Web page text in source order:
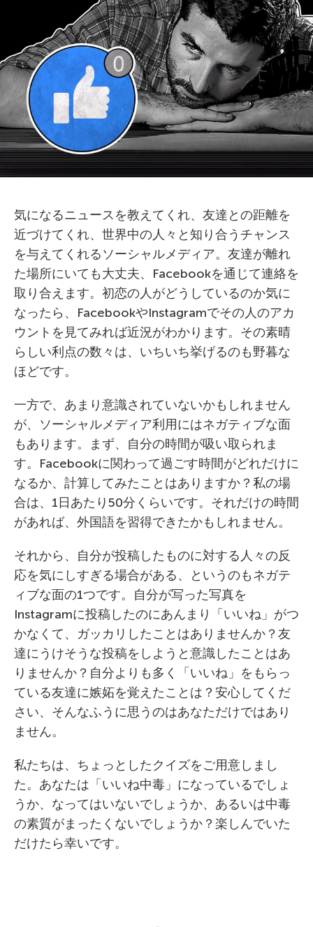
気になるニュースを教えてくれ、友達との距離を
近づけてくれ、世界中の人々と知り合うチャンス
を与えてくれるソーシャルメディア。友達が離れ
た場所にいても大丈夫、Facebookを通じて連絡を
取り合えます。初恋の人がどうしているのか気に
なったら、FacebookやInstagramでその人のアカ
ウントを見てみれば近況がわかります。その素晴
らしい利点の数々は、いちいち挙げるのも野暮な
ほどです。
一方で、あまり意識されていないかもしれません
が、ソーシャルメディア利用にはネガティブな面
もあります。まず、自分の時間が吸い取られま
す。Facebookに関わって過ごす時間がどれだけに
なるか、計算してみたことはありますか？私の場
合は、1日あたり50分くらいです。それだけの時間
があれば、外国語を習得できたかもしれません。
それから、自分が投稿したものに対する人々の反
応を気にしすぎる場合がある、というのもネガテ
ィブな面の1つです。自分が写った写真を
Instagramに投稿したのにあんまり「いいね」がつ
かなくて、ガッカリしたことはありませんか？友
達にうけそうな投稿をしようと意識したことはあ
りませんか？自分よりも多く「いいね」をもらっ
ている友達に嫉妬を覚えたことは？安心してくだ
さい、そんなふうに思うのはあなただけではあり
ません。
私たちは、ちょっとしたクイズをご用意しまし
た。あなたは「いいね中毒」になっているでしょ
うか、なってはいないでしょうか、あるいは中毒
の素質がまったくないでしょうか？楽しんでいた
だけたら幸いです。